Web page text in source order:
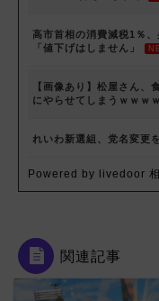
高市首相の消費減税1％
「値下げはしません」
【画像あり】松屋さん、
にやらせてしまうｗｗｗ
れいわ新選組、党名変
Powered by livedoor
関連記事